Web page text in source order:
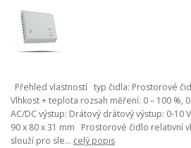
Přehled vlastností typ čidla: Prostorové
Vlhkost + teplota rozsah měření: 0 – 100 %,
AC/DC výstup: Drátový drátový výstup: 0-10
90 x 80 x 31 mm Prostorové čidlo relativní
slouží pro sle... celý popis